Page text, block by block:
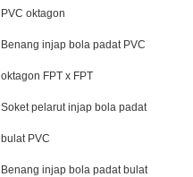
PVC oktagon
Benang injap bola padat PVC
oktagon FPT x FPT
Soket pelarut injap bola padat
bulat PVC
Benang injap bola padat bulat